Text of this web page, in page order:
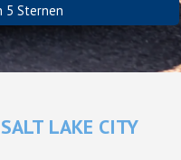
5 Sternen
LAKE CITY